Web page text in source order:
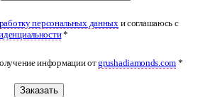
персональных данныхи соглашаюсь с
*
информации отgrushadiamonds.com *
Заказать